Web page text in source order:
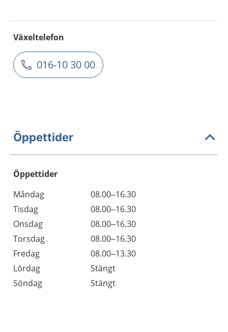
Växeltelefon
016-10 30 00
Öppettider
Öppettider
Dag
Öppettider
Kommentarer
Måndag
08.00–16.30
Tisdag
08.00–16.30
Onsdag
08.00–16.30
Torsdag
08.00–16.30
Fredag
08.00–13.30
Lördag
Stängt
Söndag
Stängt